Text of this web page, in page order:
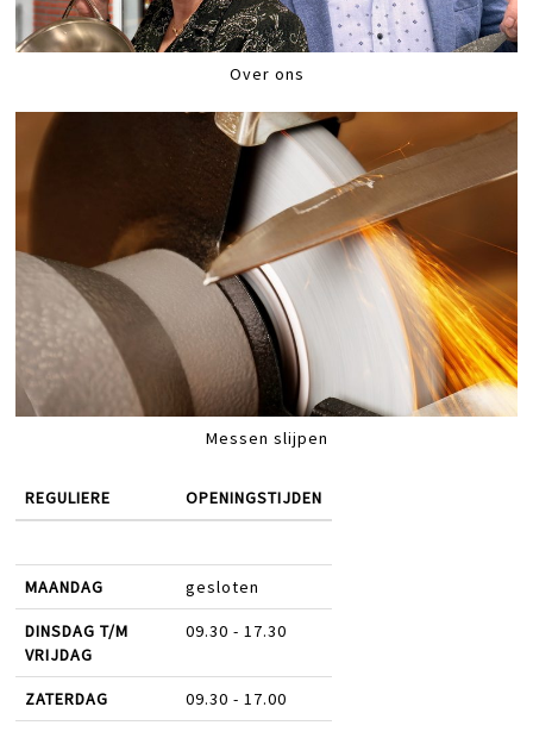
Over ons
Messen slijpen
REGULIERE OPENINGSTIJDEN
MAANDAG gesloten
DINSDAG T/M
VRIJDAG
09.30 - 17.30
ZATERDAG 09.30 - 17.00